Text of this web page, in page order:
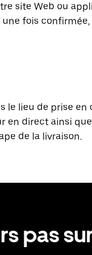
site Web ou
une fois
le lieu de prise en
en direct ainsi
de la livraison.
pas